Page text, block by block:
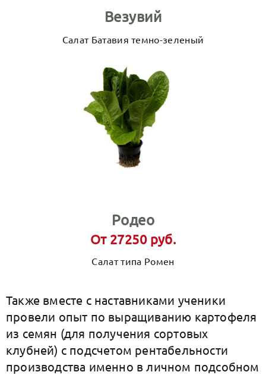
Везувий
Салат Батавия темно-зеленый
Родео
От 27250 руб.
Салат типа Ромен
Также вместе с наставниками ученики
провели опыт по выращиванию картофеля
из семян (для получения сортовых
клубней) с подсчетом рентабельности
производства именно в личном подсобном